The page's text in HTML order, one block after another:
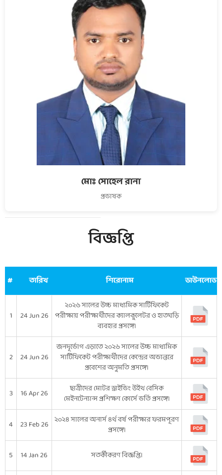
মোঃ সোহেল রানা
প্রভাষক
বিজ্ঞপ্তি
# তারিখ শিরোনাম ডাউনলোড
1 24 Jun 26
২০২৬ সালের উচ্চ মাধ্যমিক সার্টিফিকেট
পরীক্ষায় পরীক্ষার্থীদের ক্যালকুলেটর ও হাতঘড়ি
ব্যবহার প্রসঙ্গে।
2 24 Jun 26
জনদূর্ভোগ এড়াতে ২০২৬ সালের উচ্চ মাধ্যমিক
সার্টিফিকেট পরীক্ষার্থীদের কেন্দ্রের অভ্যন্তরে
প্রবেশের অনুমতি প্রসঙ্গে।
3 16 Apr 26
ছাত্রীদের মোটর ড্রাইভিং উইথ বেসিক
মেইনটেন্যান্স প্রশিক্ষণ কোর্সে ভর্তি প্রসঙ্গে।
4 23 Feb 26 ২০২৪ সালের অনার্স ৪র্থ বর্ষ পরীক্ষার ফরমপূরণ
প্রসঙ্গে।
5 14 Jan 26 সতর্কীকরণ বিজ্ঞপ্তি।